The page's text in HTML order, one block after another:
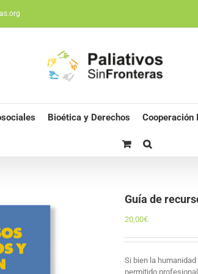
Bioética y Derechos Cooperación
Guía de
20,00€
Si bien la
permitido